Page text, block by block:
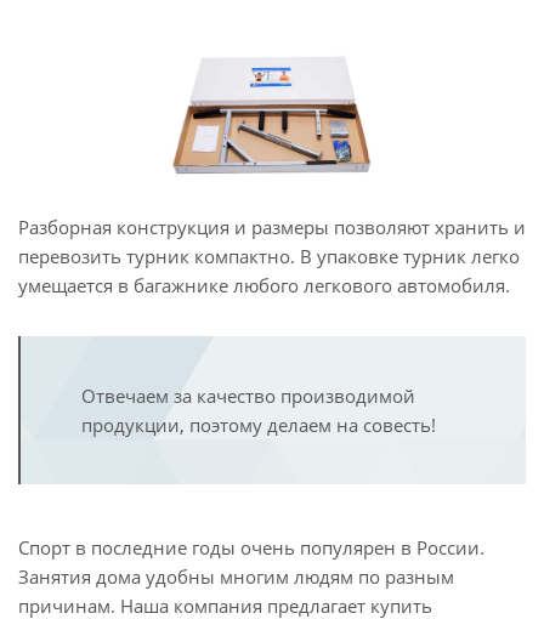
Разборная конструкция и размеры позволяют хранить и
перевозить турник компактно. В упаковке турник легко
умещается в багажнике любого легкового автомобиля.
Отвечаем за качество производимой
продукции, поэтому делаем на совесть!
Спорт в последние годы очень популярен в России.
Занятия дома удобны многим людям по разным
причинам. Наша компания предлагает купить